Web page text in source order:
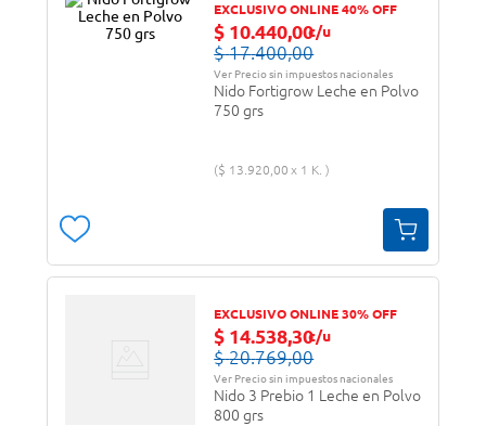
EXCLUSIVO ONLINE 40% OFF
$ 10.440,00c/u
$ 17.400,00
Ver Precio sin impuestos nacionales
Nido Fortigrow Leche en Polvo
750 grs
$ 13.920,00 1 K.
EXCLUSIVO ONLINE 30% OFF
$ 14.538,30c/u
$ 20.769,00
Ver Precio sin impuestos nacionales
Nido 3 Prebio 1 Leche en Polvo
800 grs